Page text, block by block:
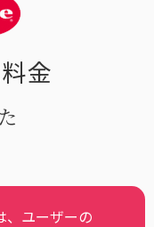
金
、ユーザーの